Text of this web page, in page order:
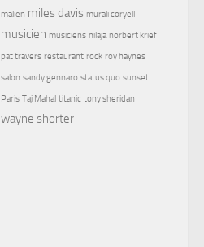
malien miles davis murali coryell
musicien musiciens nilaja norbert krief
pat travers restaurant rock roy haynes
salon sandy gennaro status quo sunset
Paris Taj Mahal titanic tony sheridan
wayne shorter